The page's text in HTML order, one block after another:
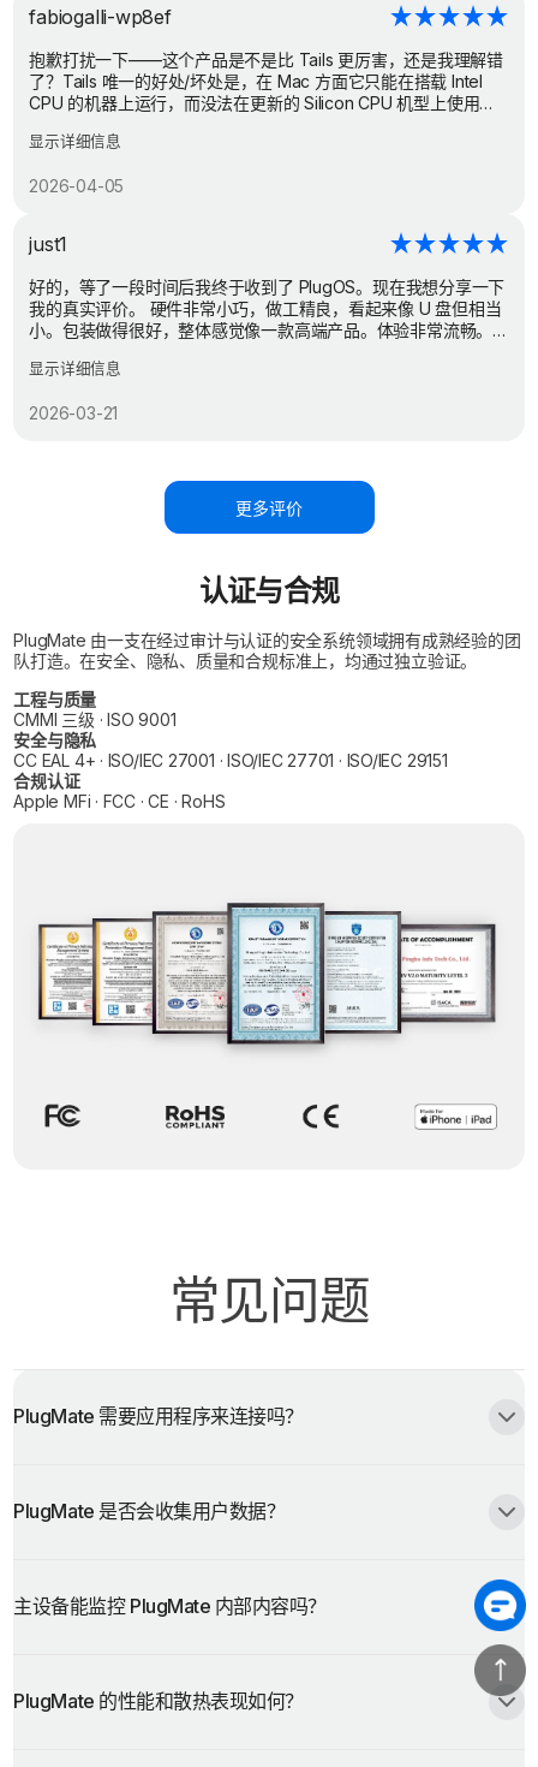
fabiogalli-wp8ef
抱歉打扰一下——这个产品是不是比 Tails 更厉害，还是我理解错
了？Tails 唯一的好处/坏处是，在 Mac 方面它只能在搭载 Intel
CPU 的机器上运行，而没法在更新的 Silicon CPU 机型上使用；
的新机型上运行。祝好
显示详细信息
2026-04-05
just1
好的，等了一段时间后我终于收到了 PlugOS。现在我想分享一下
我的真实评价。 硬件非常小巧，做工精良，看起来像 U 盘但相当
小。包装做得很好，整体感觉像一款高端产品。体验非常流畅。
或者其他需要更高算力的东西，但总体来说体验不错。
显示详细信息
2026-03-21
更多评价
认证与合规
PlugMate 由一支在经过审计与认证的安全系统领域拥有成熟经验的团
队打造。在安全、隐私、质量和合规标准上，均通过独立验证。
工程与质量
CMMI 三级 · ISO 9001
安全与隐私
CC EAL 4+ · ISO/IEC 27001 · ISO/IEC 27701 · ISO/IEC 29151
合规认证
Apple MFi · FCC · CE · RoHS
常见问题
PlugMate 需要应用程序来连接吗？
PlugMate 是否会收集用户数据？
主设备能监控 PlugMate 内部内容吗？
PlugMate 的性能和散热表现如何？